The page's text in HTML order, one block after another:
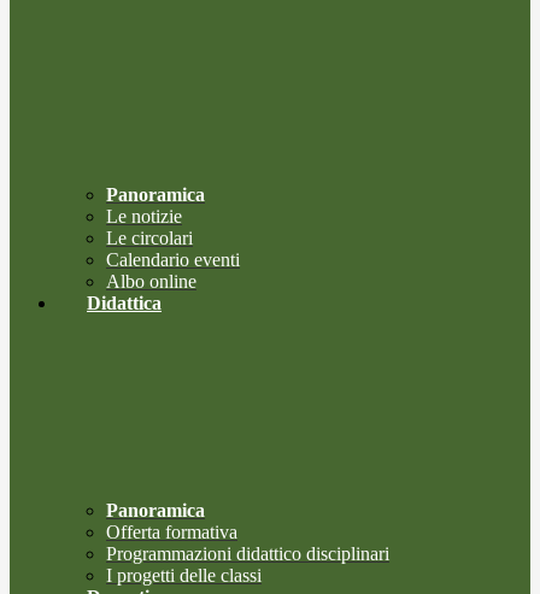
Panoramica
Le notizie
Le circolari
Calendario eventi
Albo online
Didattica
Panoramica
Offerta formativa
Programmazioni didattico disciplinari
I progetti delle classi